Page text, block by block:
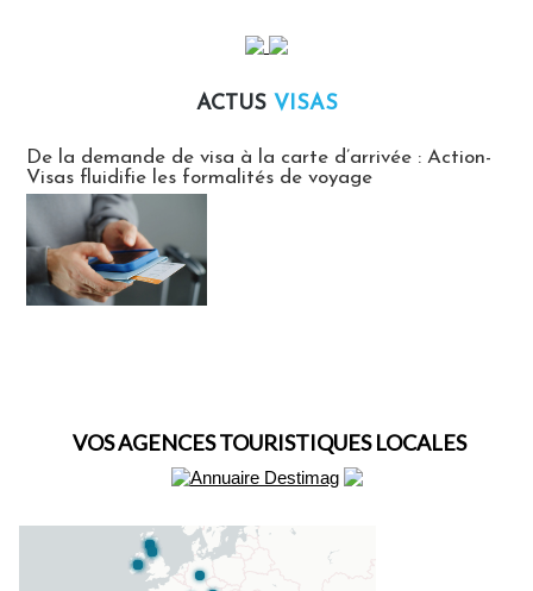
ACTUS VISAS
De la demande de visa à la carte d’arrivée : Action-
Visas fluidifie les formalités de voyage
VOS AGENCES TOURISTIQUES LOCALES